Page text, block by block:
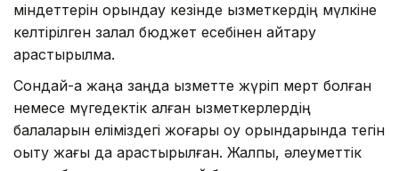
міндеттерін орындау кезінде қызметкердің мүлкіне
келтірілген залал бюджет есебінен қайтару
қарастырылмақ.
Сондай-ақ жаңа заңда қызметте жүріп мерт болған
немесе мүгедектік алған қызметкерлердің
балаларын еліміздегі жоғары оқу орындарында тегін
оқыту жағы да қарастырылған. Жалпы, әлеуметтік